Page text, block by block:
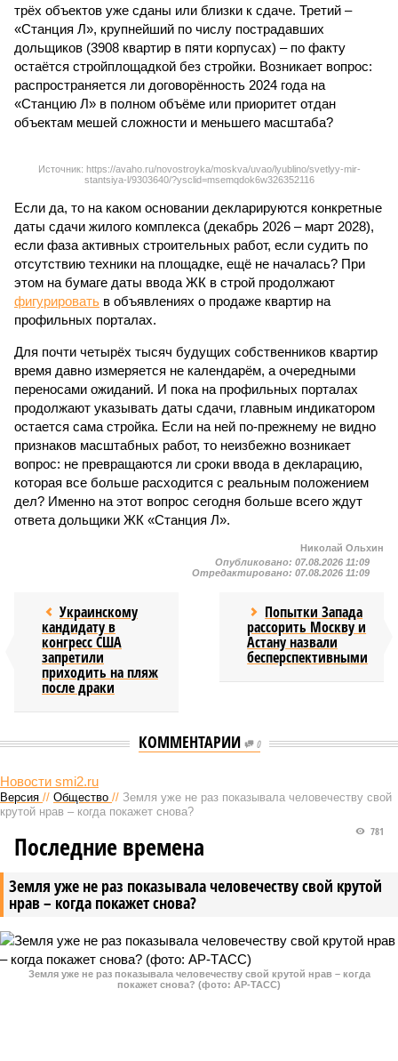
трёх объектов уже сданы или близки к сдаче. Третий –
«Станция Л», крупнейший по числу пострадавших
дольщиков (3908 квартир в пяти корпусах) – по факту
остаётся стройплощадкой без стройки. Возникает вопрос:
распространяется ли договорённость 2024 года на
«Станцию Л» в полном объёме или приоритет отдан
объектам мешей сложности и меньшего масштаба?
Источник: https://avaho.ru/novostroyka/moskva/uvao/lyublino/svetlyy-mir-
stantsiya-l/9303640/?ysclid=msemqdok6w326352116
Если да, то на каком основании декларируются конкретные
даты сдачи жилого комплекса (декабрь 2026 – март 2028),
если фаза активных строительных работ, если судить по
отсутствию техники на площадке, ещё не началась? При
этом на бумаге даты ввода ЖК в строй продолжают
фигурировать в объявлениях о продаже квартир на
профильных порталах.
Для почти четырёх тысяч будущих собственников квартир
время давно измеряется не календарём, а очередными
переносами ожиданий. И пока на профильных порталах
продолжают указывать даты сдачи, главным индикатором
остается сама стройка. Если на ней по-прежнему не видно
признаков масштабных работ, то неизбежно возникает
вопрос: не превращаются ли сроки ввода в декларацию,
которая все больше расходится с реальным положением
дел? Именно на этот вопрос сегодня больше всего ждут
ответа дольщики ЖК «Станция Л».
Николай Ольхин
Опубликовано: 07.08.2026 11:09
Отредактировано: 07.08.2026 11:09
Украинскому
кандидату в
конгресс США
запретили
приходить на пляж
после драки
Попытки Запада
рассорить Москву и
Астану назвали
бесперспективными
КОММЕНТАРИИ 0
Новости smi2.ru
Версия // Общество // Земля уже не раз показывала человечеству свой
крутой нрав – когда покажет снова?
Земля уже не раз показывала человечеству свой крутой
нрав – когда покажет снова?
781
Последние времена
Земля уже не раз показывала человечеству свой крутой нрав – когда
покажет снова? (фото: АР-ТАСС)